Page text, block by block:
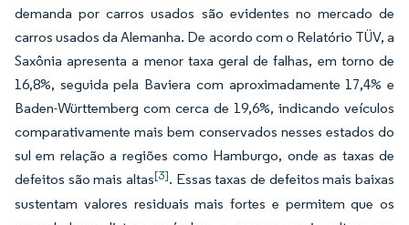
demanda por carros usados são evidentes no mercado de
carros usados da Alemanha. De acordo com o Relatório TÜV, a
Saxônia apresenta a menor taxa geral de falhas, em torno de
16,8%, seguida pela Baviera com aproximadamente 17,4% e
Baden-Württemberg com cerca de 19,6%, indicando veículos
comparativamente mais bem conservados nesses estados do
sul em relação a regiões como Hamburgo, onde as taxas de
defeitos são mais altas[3]. Essas taxas de defeitos mais baixas
sustentam valores residuais mais fortes e permitem que os